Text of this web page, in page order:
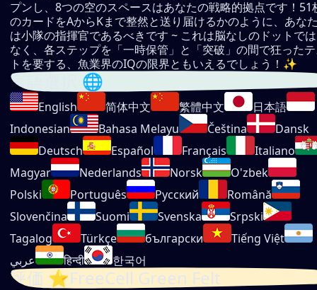
プンし、8つの空のスペースはあなたの戦略的拠点です！51
のカードをAからKまで整然と送り届けるかのように、あな
は小隊の指揮官であるべきです ~ これは脳なしのドットでは
なく、各ステップを「一時保管」と「突破」の間で狂った
トを要する、魚業界のIQの限界ともいえるでしょう！✨
言語選択 🌐
English 简体中文 繁體中文
日本語
Indonesian
Bahasa Melayu Čeština
Dansk
Deutsch
Español Français
Italiano
Magyar
Nederlands Norsk
O'zbek
Polski
Português Русский
Română
Slovenčina
Suomi Svenska
Srpski
Tagalog
Türkçe български
Tiếng Việt
عربي
हिन्दी 한국어
評価 ⭐FreeCell Green Felt